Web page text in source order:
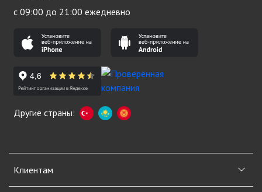
Клиентам
с 09:00 до 21:00 ежедневно
Другие страны: